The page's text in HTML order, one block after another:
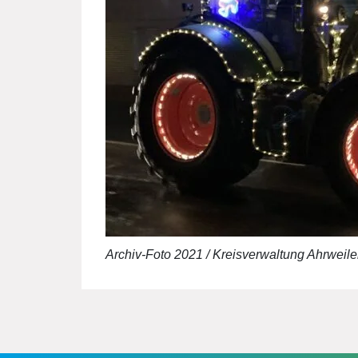
Archiv-Foto 2021 / Kreisverwaltung